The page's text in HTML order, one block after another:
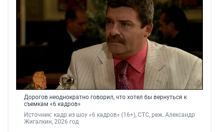
Дорогов неоднократно говорил, что хотел бы вернуться к
съемкам «6 кадров»
Источник: кадр из шоу «6 кадров» (16+), СТС, реж. Александр
Жигалкин, 2026 год